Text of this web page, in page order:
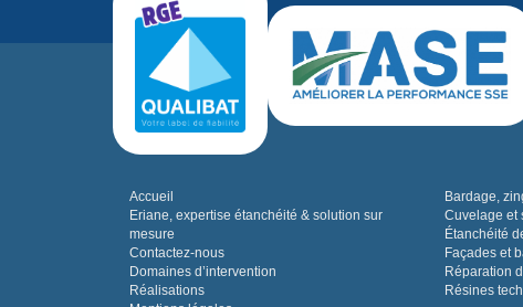
Accueil
Eriane, expertise étanchéité & solution sur
mesure
Contactez-nous
Domaines d’intervention
Réalisations
Bardage,
Cuvelage et
Étanchéité
Façades et
Réparation
Résines